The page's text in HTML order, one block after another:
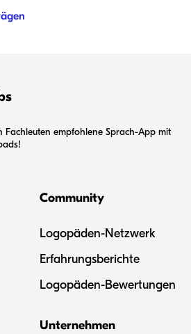
Fachleuten empfohlene Sprach-App mit
Community
Logopäden-Netzwerk
Erfahrungsberichte
Logopäden-Bewertungen
Unternehmen